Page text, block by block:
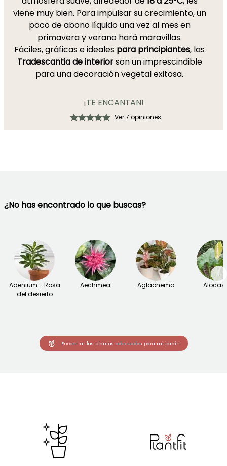
viene muy bien. Para impulsar su crecimiento, un
poco de abono líquido una vez al mes en
primavera y verano hará maravillas.
Fáciles, gráficas e ideales para principiantes, las
Tradescantia de interiorson un imprescindible
para una decoración vegetal exitosa.
¡TE ENCANTAN!
Ver 7 opiniones
¿No has encontrado lo que buscas?
Adenium - Rosa
del desierto
Aechmea Aglaonema
→
Encontrar las plantas adecuadas para mi jardín